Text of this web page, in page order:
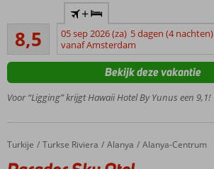
30
meter
van
strand
Ontspannen
in de sauna
met
kinderbad
8,5
Aanrader
68
beoordelingen
+
05 sep 2026 (za) 5 dagen (4 nachten)
vanaf Amsterdam
Voor “Ligging” krijgt Hawaii Hotel By Yunus een 9,1!
Bekijk deze vakantie
Home
Turkije Turkse Riviera Alanya Alanya-Centrum
Parador Sky Otel